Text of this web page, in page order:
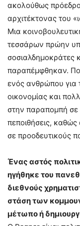
ακολούθως
αρχιτέκτονας του
Μια
τεσσάρων πρώην
σοσιαλδημοκράτες
παραπέμφθηκαν.
ενός ανθρώπου για
οικονομίας και
στην παραπομπή σε
πεποιθήσεις,
σε προοδευτικούς
Ένας αστός
ηγήθηκε του
διεθνούς
στάση των
μέτωπο ή